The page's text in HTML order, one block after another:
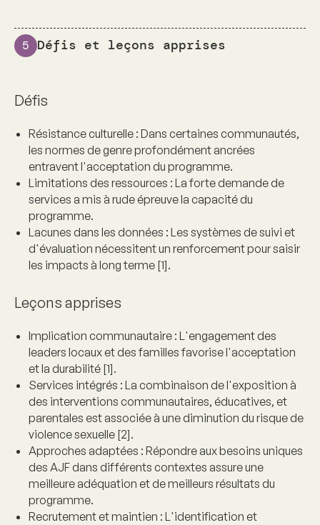
5 Défis et leçons apprises
Défis
Résistance culturelle : Dans certaines communautés,
les normes de genre profondément ancrées
entravent l'acceptation du programme.
Limitations des ressources : La forte demande de
services a mis à rude épreuve la capacité du
programme.
Lacunes dans les données : Les systèmes de suivi et
d'évaluation nécessitent un renforcement pour saisir
les impacts à long terme [1].
Leçons apprises
Implication communautaire : L'engagement des
leaders locaux et des familles favorise l'acceptation
et la durabilité [1].
Services intégrés : La combinaison de l'exposition à
des interventions communautaires, éducatives, et
parentales est associée à une diminution du risque de
violence sexuelle [2].
Approches adaptées : Répondre aux besoins uniques
des AJF dans différents contextes assure une
meilleure adéquation et de meilleurs résultats du
programme.
Recrutement et maintien : L'identification et